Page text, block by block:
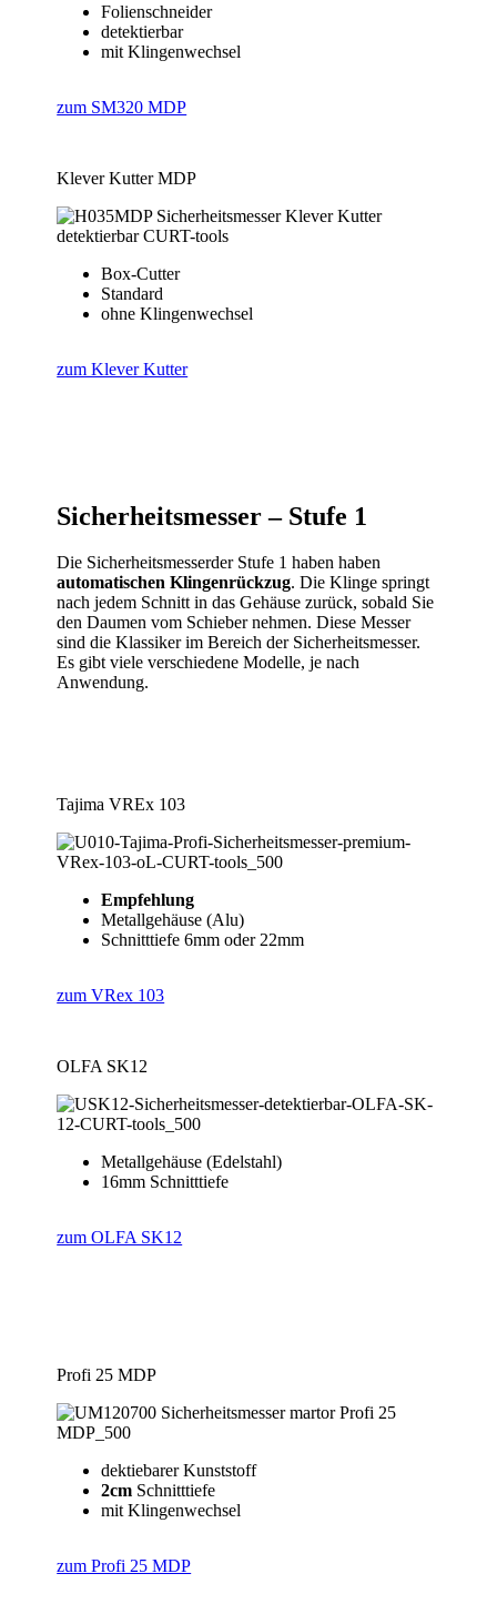
Folienschneider
detektierbar
mit Klingenwechsel
zum SM320 MDP
Klever Kutter MDP
Box-Cutter
Standard
ohne Klingenwechsel
zum Klever Kutter
Sicherheitsmesser– Stufe 1
Die Sicherheitsmesserder Stufe 1 haben haben
automatischen Klingenrückzug. Die Klinge springt
nach jedem Schnitt in das Gehäuse zurück, sobald Sie
den Daumen vom Schieber nehmen. Diese Messer
sind die Klassiker im Bereich der Sicherheitsmesser.
Es gibt viele verschiedene Modelle, je nach
Anwendung.
Tajima VREx 103
Empfehlung
Metallgehäuse (Alu)
Schnitttiefe 6mm oder 22mm
zum VRex 103
OLFA SK12
Metallgehäuse (Edelstahl)
16mm Schnitttiefe
zum OLFA SK12
Profi 25 MDP
dektiebarer Kunststoff
2cm Schnitttiefe
mit Klingenwechsel
zum Profi 25 MDP